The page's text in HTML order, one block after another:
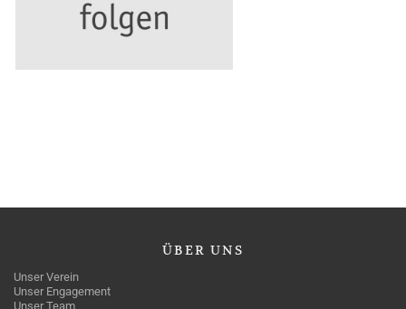
ÜBER UNS
Unser Verein
Unser Engagement
Unser Team